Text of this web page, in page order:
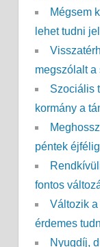
Mégsem
lehet tudni
megszólalt a
Szociális
kormány a
péntek
fontos
Változik
érdemes
Nyugdíj,